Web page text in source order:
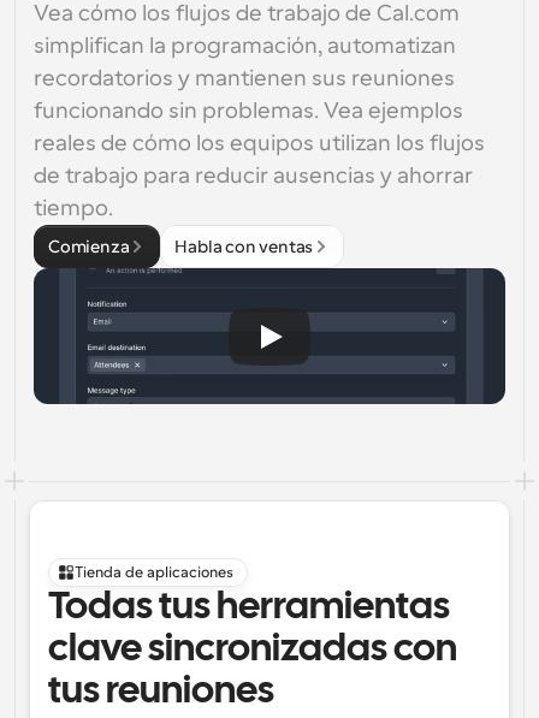
Vea cómo los flujos de trabajo de Cal.com
simplifican la programación, automatizan
recordatorios y mantienen sus reuniones
funcionando sin problemas. Vea ejemplos
reales de cómo los equipos utilizan los flujos
de trabajo para reducir ausencias y ahorrar
tiempo.
Comienza Habla con ventas
Tienda de aplicaciones
Todas tus herramientas
clave sincronizadas con
tus reuniones